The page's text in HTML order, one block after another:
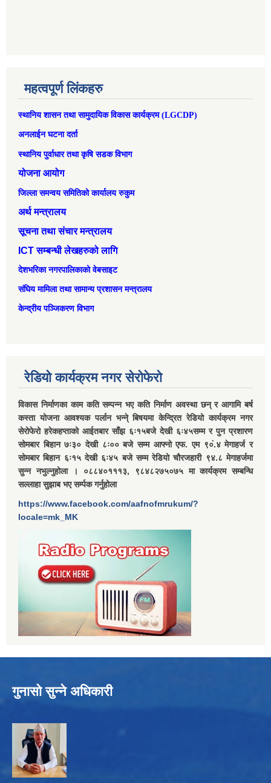
महत्वपूर्ण लिंकहरु
स्थानिय शासन तथा सामुदायिक विकास कार्यक्रम (LGCDP)
अनलाईन घटना दर्ता
स्थानिय पुर्वाधार तथा कृषि सडक विभाग
योजना आयोग
जिल्ला समन्वय समितिको कार्यालय रुकुम
अर्थ मन्त्रालय
सूचना तथा संचार मन्त्रालय
ICT सम्बन्धी लेखहरुको लागि
देशभरिका नगरपालिकाको वेबसाइट
संघिय मामिला तथा सामान्‍य प्रशासन मन्त्रालय
केन्द्रीय पञ्जिकरण विभाग
रेडियो कार्यक्रम नगर सेरोफेरो
विकास निर्माणका काम कति सम्पन्न भए कति निर्माण अवस्था छन् र आगामि बर्ष
कस्ता योजना आवश्यक पर्लान भन्ने् बिषयमा केन्द्रित रेडियो कार्यक्रम नगर
सेरोफेरो हरेकहप्ताको आईतबार साँझ ६ः१५बजे देखी ६ः४५सम्म र पुन प्रशारण
सोमबार बिहान ७ः३० देखी ८ः०० बजे सम्म आफ्नो एफ. एम ९०ं.४ मेगाहर्ज र
सोमबार बिहान ६ः१५ देखी ६ः४५ बजे सम्म रेडियो चौरजहारी ९४.८ मेगाहर्जमा
सुन्न नभुल्नुहोला । ०८८४०१११३, ९८४८२७५०७५ मा कार्यक्रम सम्बन्धि
सल्लाहा सुझाब भए सर्म्पक गर्नुहोला
https://www.facebook.com/aafnofmrukum/?
locale=mk_MK
गुनासो सुन्ने अधिकारी